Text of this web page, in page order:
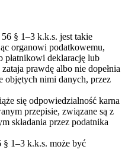
§ 1–3 k.k.s. jest takie
organowi podatkowemu,
płatnikowi deklarację lub
prawdę albo nie dopełnia
objętych nimi danych, przez
się odpowiedzialność karna
przepisie, związane są z
składania przez podatnika
§ 1–3 k.k.s. może być